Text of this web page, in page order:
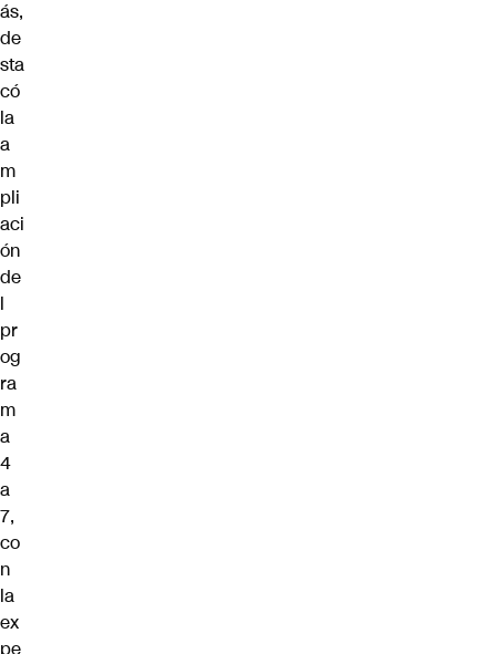
ás,
de
sta
có
la
a
m
pli
aci
ón
de
l
pr
og
ra
m
a
4
a
7,
co
n
la
ex